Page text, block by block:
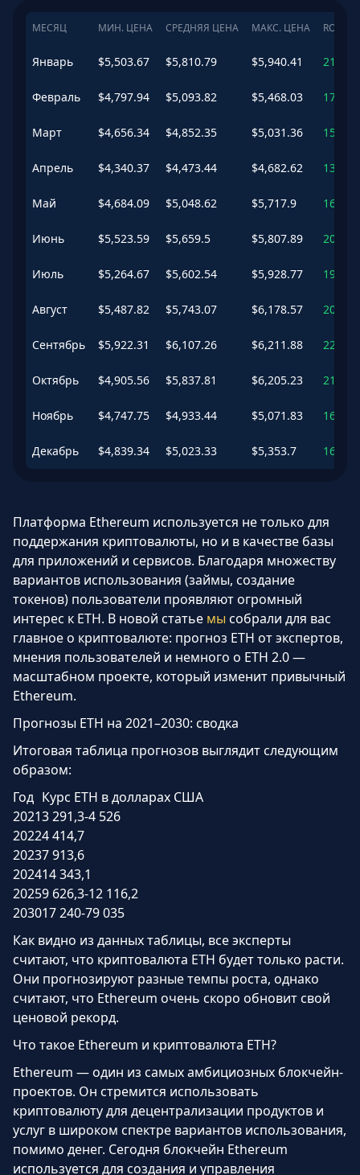
МЕСЯЦ МИН. ЦЕНА СРЕДНЯЯ ЦЕНА МАКС. ЦЕНА ROI
Январь $5,503.67 $5,810.79 $5,940.41 210.05
Февраль $4,797.94 $5,093.82 $5,468.03 171.8
Март $4,656.34 $4,852.35 $5,031.36 158.91
Апрель $4,340.37 $4,473.44 $4,682.62 138.7
Май $4,684.09 $5,048.62 $5,717.9 169.39
Июнь $5,523.59 $5,659.5 $5,807.89 201.98
Июль $5,264.67 $5,602.54 $5,928.77 198.94
Август $5,487.82 $5,743.07 $6,178.57 206.44
Сентябрь $5,922.31 $6,107.26 $6,211.88 225.87
Октябрь $4,905.56 $5,837.81 $6,205.23 211.5
Ноябрь $4,747.75 $4,933.44 $5,071.83 163.24
Декабрь $4,839.34 $5,023.33 $5,353.7 168.04
Платформа Ethereum используется не только для
поддержания криптовалюты, но и в качестве базы
для приложений и сервисов. Благодаря множеству
вариантов использования (займы, создание
токенов) пользователи проявляют огромный
интерес к ETH. В новой статье мы собрали для вас
главное о криптовалюте: прогноз ETH от экспертов,
мнения пользователей и немного о ETH 2.0 —
масштабном проекте, который изменит привычный
Ethereum.
Прогнозы ETH на 2021–2030: сводка
Итоговая таблица прогнозов выглядит следующим
образом:
Год Курс ETH в долларах США
20213 291,3-4 526
20224 414,7
20237 913,6
202414 343,1
20259 626,3-12 116,2
203017 240-79 035
Как видно из данных таблицы, все эксперты
считают, что криптовалюта ETH будет только расти.
Они прогнозируют разные темпы роста, однако
считают, что Ethereum очень скоро обновит свой
ценовой рекорд.
Что такое Ethereum и криптовалюта ETH?
Ethereum — один из самых амбициозных блокчейн-
проектов. Он стремится использовать
криптовалюту для децентрализации продуктов и
услуг в широком спектре вариантов использования,
помимо денег. Сегодня блокчейн Ethereum
используется для создания и управления